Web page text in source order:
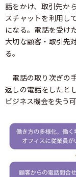
話をかけ、取引先か
スチャットを利用し
になる。電話を受け
大切な顧客・取引先
る。
電話の取り次ぎの
返しの電話をしたと
ビジネス機会を失う